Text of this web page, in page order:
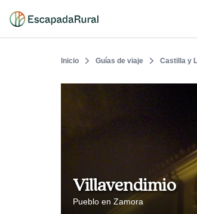
Inicio Guías de viaje Castilla y
Villavendimio
Pueblo en Zamora